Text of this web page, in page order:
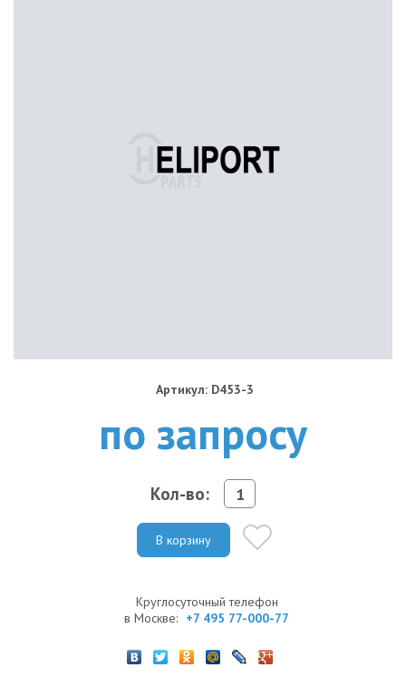
Артикул: D453-3
по запросу
Кол-во:
В корзину
Круглосуточный телефон
в Москве: +7 495 77-000-77